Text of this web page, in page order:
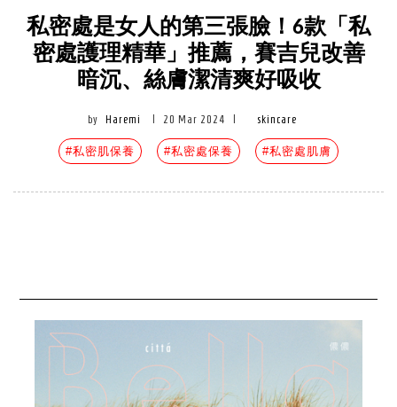
私密處是女人的第三張臉！6款「私
密處護理精華」推薦，賽吉兒改善
暗沉、絲膚潔清爽好吸收
by Haremi 20 Mar 2024 skincare
#私密肌保養 #私密處保養 #私密處肌膚